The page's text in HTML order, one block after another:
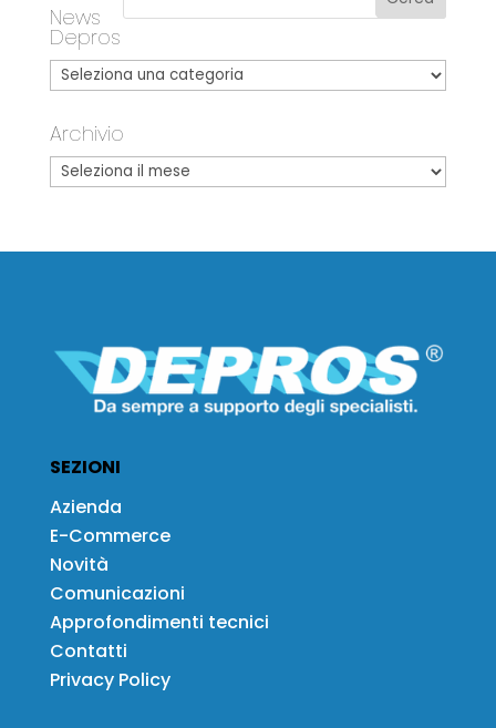
News
Depros
Archivio
SEZIONI
Azienda
E-Commerce
Novità
Comunicazioni
Approfondimenti tecnici
Contatti
Privacy Policy